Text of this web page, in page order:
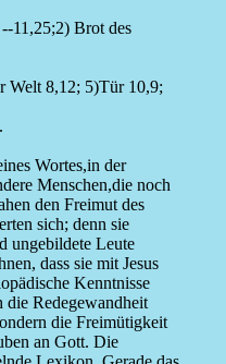
11,25;2) Brot des
Welt 8,12; 5)Tür 10,9;
Wortes,in der
Menschen,die noch
den Freimut des
sich; denn sie
ungebildete Leute
dass sie mit Jesus
Kenntnisse
die Redegewandheit
die Freimütigkeit
an Gott. Die